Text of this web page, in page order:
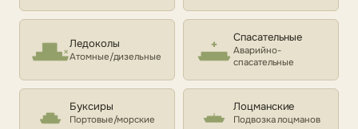
Ледоколы
Атомные/дизельные
Спасательные
Аварийно-
спасательные
Буксиры
Портовые/морские
Лоцманские
Подвозка лоцманов